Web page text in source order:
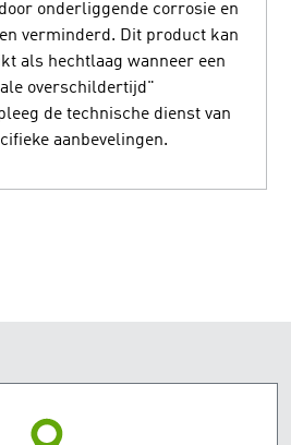
onderliggende corrosie en
verminderd. Dit product kan
als hechtlaag wanneer een
overschildertijd"
de technische dienst van
aanbevelingen.